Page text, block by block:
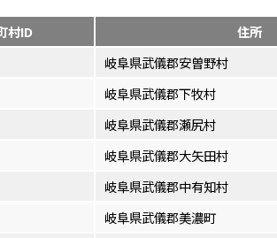
村ID
住所
岐阜県武儀郡安曽野村
岐阜県武儀郡下牧村
岐阜県武儀郡瀬尻村
岐阜県武儀郡大矢田村
岐阜県武儀郡中有知村
岐阜県武儀郡美濃町